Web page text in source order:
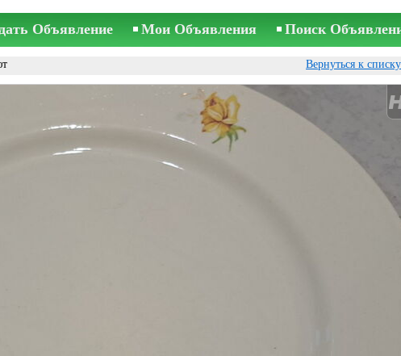
Объявление Мои Объявления Поиск
Вернуться к